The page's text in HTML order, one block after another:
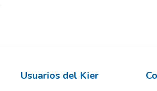
Usuarios del Kier